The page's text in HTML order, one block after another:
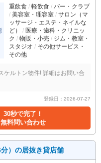
重飲食 軽飲食
バー・クラブ
美容室・理容室
サロン（マ
ッサージ・エステ・ネイルな
ど）
医療・歯科・クリニッ
ク
物販・小売
ジム・教室・
スタジオ
その他サービス・
その他
ケルトン物件! 詳細はお問い合
登録日：2026-07-27
30秒で完了！
無料問い合わせ
）の居抜き貸店舗